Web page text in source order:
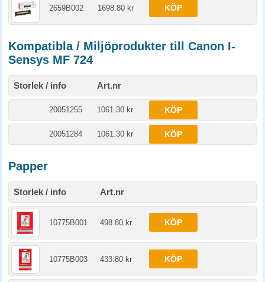
2659B002 1698.80 kr KÖP
Kompatibla / Miljöprodukter till Canon I-
Sensys MF 724
Storlek / info Art.nr
20051255 1061.30 kr KÖP
20051284 1061.30 kr KÖP
Papper
Storlek / info Art.nr
10775B001 498.80 kr KÖP
10775B003 433.80 kr KÖP